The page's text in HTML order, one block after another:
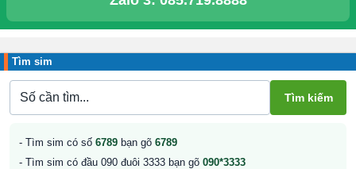
Tìm sim
- Tìm sim có số 6789 bạn gõ 6789
- Tìm sim có đầu 090 đuôi 3333 bạn gõ 090*3333